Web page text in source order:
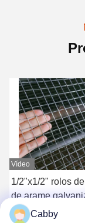
Vídeo
1/2"x1/2" rolos
de arame
soldado para
Cabby